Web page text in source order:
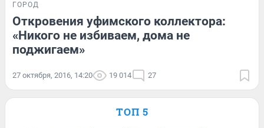
ГОРОД
Откровения уфимского коллектора:
«Никого не избиваем, дома не
поджигаем»
27 октября, 2016, 14:20 19 014 27
ТОП 5